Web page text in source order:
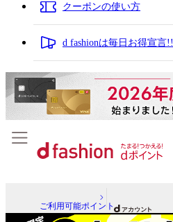
クーポンの使い方
d fashionは毎日お得宣言!!
ご利用可能ポイント